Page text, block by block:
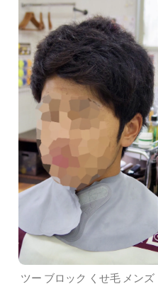
ツー ブロック くせ毛 メン